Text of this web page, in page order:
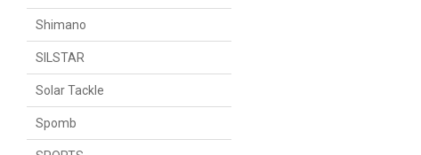
Shimano
SILSTAR
Solar Tackle
Spomb